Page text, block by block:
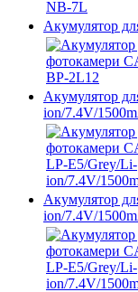
Акумулятор
Акумулятор
ion/7.4V/
Акумулятор
ion/7.4V/